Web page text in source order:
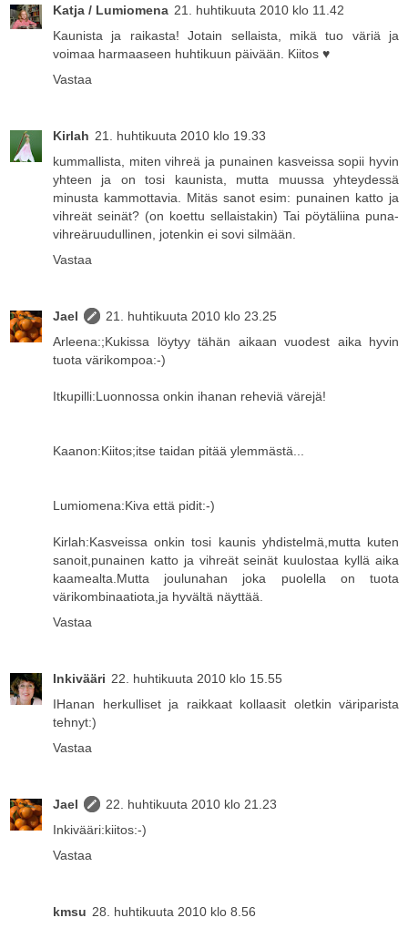
Katja / Lumiomena 21. huhtikuuta 2010 klo 11.42
Kaunista ja raikasta! Jotain sellaista, mikä tuo väriä ja
voimaa harmaaseen huhtikuun päivään. Kiitos ♥
Vastaa
Kirlah 21. huhtikuuta 2010 klo 19.33
kummallista, miten vihreä ja punainen kasveissa sopii hyvin
yhteen ja on tosi kaunista, mutta muussa yhteydessä
minusta kammottavia. Mitäs sanot esim: punainen katto ja
vihreät seinät? (on koettu sellaistakin) Tai pöytäliina puna-
vihreäruudullinen, jotenkin ei sovi silmään.
Vastaa
Jael
21. huhtikuuta 2010 klo 23.25
Arleena:;Kukissa löytyy tähän aikaan vuodest aika hyvin
tuota värikompoa:-)
Itkupilli:Luonnossa onkin ihanan reheviä värejä!
Kaanon:Kiitos;itse taidan pitää ylemmästä...
Lumiomena:Kiva että pidit:-)
Kirlah:Kasveissa onkin tosi kaunis yhdistelmä,mutta kuten
sanoit,punainen katto ja vihreät seinät kuulostaa kyllä aika
kaamealta.Mutta joulunahan joka puolella on tuota
värikombinaatiota,ja hyvältä näyttää.
Vastaa
Inkivääri 22. huhtikuuta 2010 klo 15.55
IHanan herkulliset ja raikkaat kollaasit oletkin väriparista
tehnyt:)
Vastaa
Jael
22. huhtikuuta 2010 klo 21.23
Inkivääri:kiitos:-)
Vastaa
kmsu 28. huhtikuuta 2010 klo 8.56